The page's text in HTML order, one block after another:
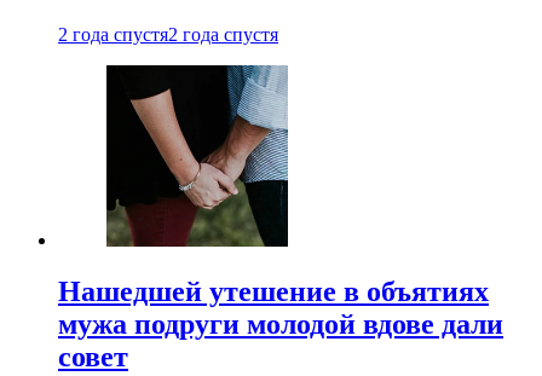
2 года спустя2 года спустя
Нашедшей утешение в объятиях
мужа подруги молодой вдове дали
совет